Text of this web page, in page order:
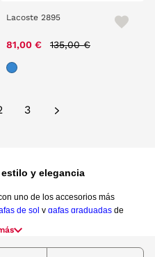
Lacoste 2895
81,00 € Price reduced from
135,00 €
3
y elegancia
uno de los accesorios más
de sol y gafas graduadas de
las monturas de gafas y lentes.
excelentes materiales para